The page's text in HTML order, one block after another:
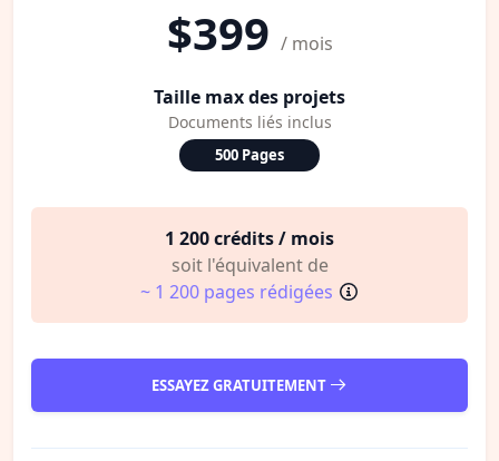
$399 / mois
Taille max des projets
Documents liés inclus
500 Pages
1 200 crédits / mois
soit l'équivalent de
~ 1 200 pages rédigées
ESSAYEZ GRATUITEMENT